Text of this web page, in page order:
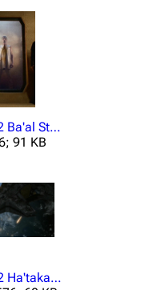
346.354
SG1 Fx02 Ba'al Stasis.JPG
91 KB
SG1 Fx02 Ha'takangriff.jpg